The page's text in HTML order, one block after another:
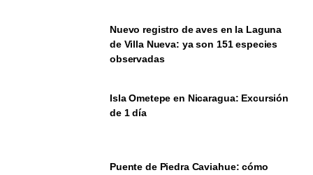
Nuevo registro de aves en la Laguna
de Villa Nueva: ya son 151 especies
observadas
Isla Ometepe en Nicaragua: Excursión
de 1 día
Puente de Piedra Caviahue: cómo